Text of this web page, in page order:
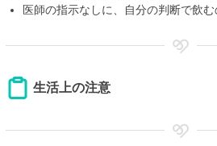
医師の指示なしに、自分の判断で飲む
生活上の注意